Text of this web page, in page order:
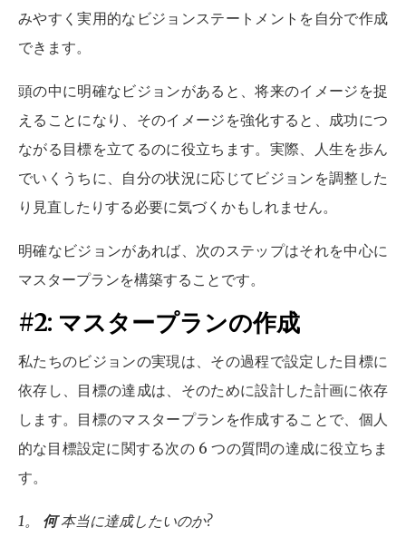
みやすく実用的なビジョンステートメントを自分で作成
できます。
頭の中に明確なビジョンがあると、将来のイメージを捉
えることになり、そのイメージを強化すると、成功につ
ながる目標を立てるのに役立ちます。実際、人生を歩ん
でいくうちに、自分の状況に応じてビジョンを調整した
り見直したりする必要に気づくかもしれません。
明確なビジョンがあれば、次のステップはそれを中心に
マスタープランを構築することです。
#2: マスタープランの作成
私たちのビジョンの実現は、その過程で設定した目標に
依存し、目標の達成は、そのために設計した計画に依存
します。目標のマスタープランを作成することで、個人
的な目標設定に関する次の 6 つの質問の達成に役立ちま
す。
1。 何本当に達成したいのか?